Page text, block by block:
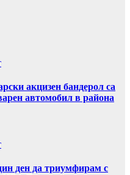
акцизен бандерол са
автомобил в района
ден да триумфирам с